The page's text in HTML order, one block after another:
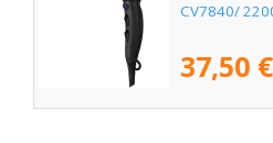
CV7840/
37,50 €